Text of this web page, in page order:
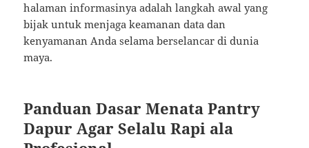
halaman informasinya adalah langkah awal yang
bijak untuk menjaga keamanan data dan
kenyamanan Anda selama berselancar di dunia
maya.
Panduan Dasar Menata Pantry
Dapur Agar Selalu Rapi ala